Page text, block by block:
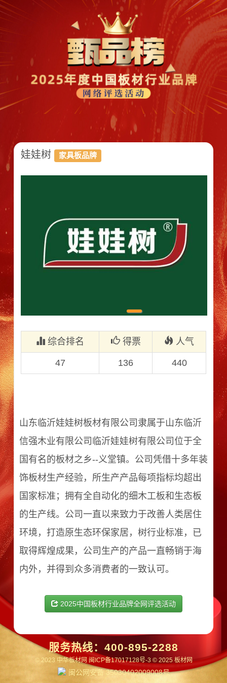
娃娃树 家具板品牌
1
综合排名 得票 人气
47 136 440
山东临沂娃娃树板材有限公司隶属于山东临沂
信强木业有限公司临沂娃娃树有限公司位于全
国有名的板材之乡--义堂镇。公司凭借十多年装
饰板材生产经验，所生产产品每项指标均超出
国家标准；拥有全自动化的细木工板和生态板
的生产线。公司一直以来致力于改善人类居住
环境，打造原生态环保家居，树行业标准，已
取得辉煌成果，公司生产的产品一直畅销于海
内外，并得到众多消费者的一致认可。
2025中国板材行业品牌全网评选活动
服务热线： 400-895-2288
© 2023 中华板材网 闽ICP备17017128号-3 © 2025 板材网
闽公网安备 35030402009008号